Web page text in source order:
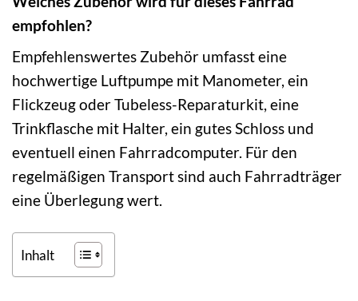
empfohlen?
Empfehlenswertes Zubehör umfasst eine
hochwertige Luftpumpe mit Manometer, ein
Flickzeug oder Tubeless-Reparaturkit, eine
Trinkflasche mit Halter, ein gutes Schloss und
eventuell einen Fahrradcomputer. Für den
regelmäßigen Transport sind auch Fahrradträger
eine Überlegung wert.
Inhalt